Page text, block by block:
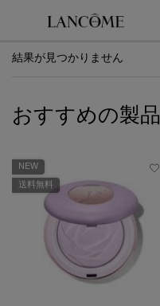
結果が見つかりません
おすすめの製品
NEW
送料無料